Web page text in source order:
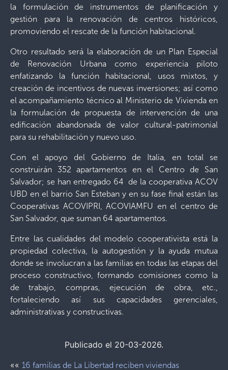
la formulación de instrumentos de planificación y
gestión para la renovación de centros históricos,
promoviendo el rescate de la función habitacional.
Otro resultado será la elaboración de un Plan Especial
de Renovación Urbana como experiencia piloto
enfatizando la función habitacional, usos mixtos, y
creación de incentivos de nuevas inversiones; así como
el acompañamiento técnico al Ministerio de Vivienda en
la formulación de propuesta de intervención de una
edificación abandonada de valor cultural-patrimonial
para su rehabilitación y nuevo uso.
Con el apoyo del Gobierno de Italia, en total se
construirán 352 apartamentos en el Centro de San
Salvador; se han entregado 64 de la cooperativa ACOV
UBD en el barrio San Esteban y en su fase final están las
Cooperativas ACOVIPRI, ACOVIAMFU en el centro de
San Salvador, que suman 64 apartamentos.
Entre las cualidades del modelo cooperativista está la
propiedad colectiva, la autogestión y la ayuda mutua
donde se involucran a las familias en todas las etapas del
proceso constructivo, formando comisiones como la
de trabajo, compras, ejecución de obra, etc.,
fortaleciendo así sus capacidades gerenciales,
administrativas y constructivas.
Publicado el 20-03-2026.
«« 16 familias de La Libertad reciben viviendas